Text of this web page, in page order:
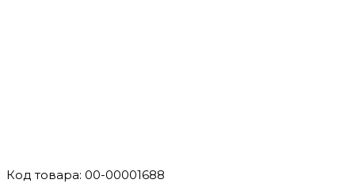
Код товара: 00-00001688